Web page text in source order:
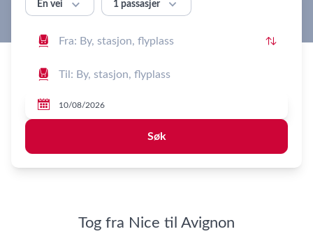
En vei  1 passasjer 
 


Søk
Tog fra Nice til Avignon